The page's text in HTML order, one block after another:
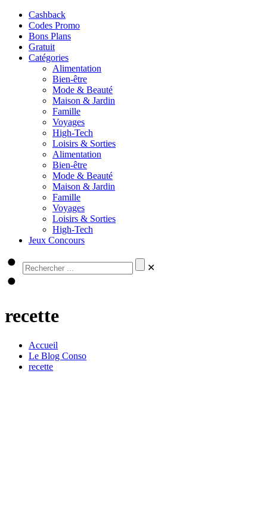
Cashback
Codes Promo
Bons Plans
Gratuit
Catégories
Alimentation
Bien-être
Mode & Beauté
Maison & Jardin
Famille
Voyages
High-Tech
Loisirs & Sorties
Alimentation
Bien-être
Mode & Beauté
Maison & Jardin
Famille
Voyages
Loisirs & Sorties
High-Tech
Jeux Concours
✕
recette
Accueil
Le Blog Conso
recette